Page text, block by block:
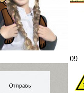
09